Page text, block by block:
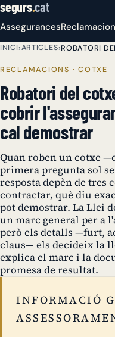
segurs.cat
Assegurances
INICI›ARTICLES›ROBATORI
RECLAMACIONS · COTXE
Robatori del
cobrir
cal demostrar
Quan roben un cotxe
primera pregunta sol
resposta depèn de tres
contractar, què diu
pot demostrar. La Llei
un marc general per a
però els detalls —furt,
claus— els decideix la
explica el marc i la
promesa de resultat.
INFORMACIÓ